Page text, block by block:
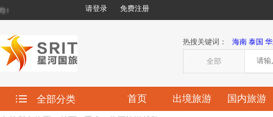
欢迎您来到星河国际旅行社有限责任公司!
请登录 免费注册
热搜关键词： 海南 泰国
全部
全部分类 首页 出境旅游 国内旅游